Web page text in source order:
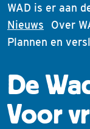
WAD is er aan
Nieuws (current)
Over
Plannen en
De
Voor